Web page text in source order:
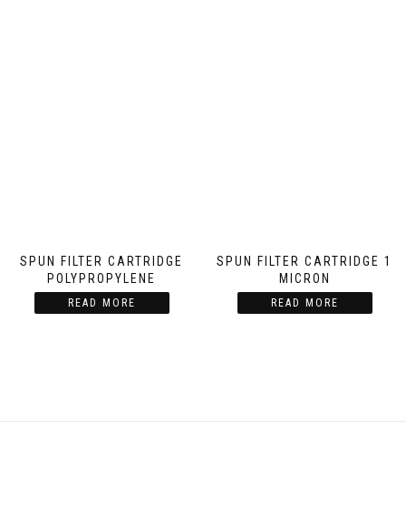
SPUN FILTER CARTRIDGE
POLYPROPYLENE
READ MORE
SPUN FILTER CARTRIDGE 1
MICRON
READ MORE